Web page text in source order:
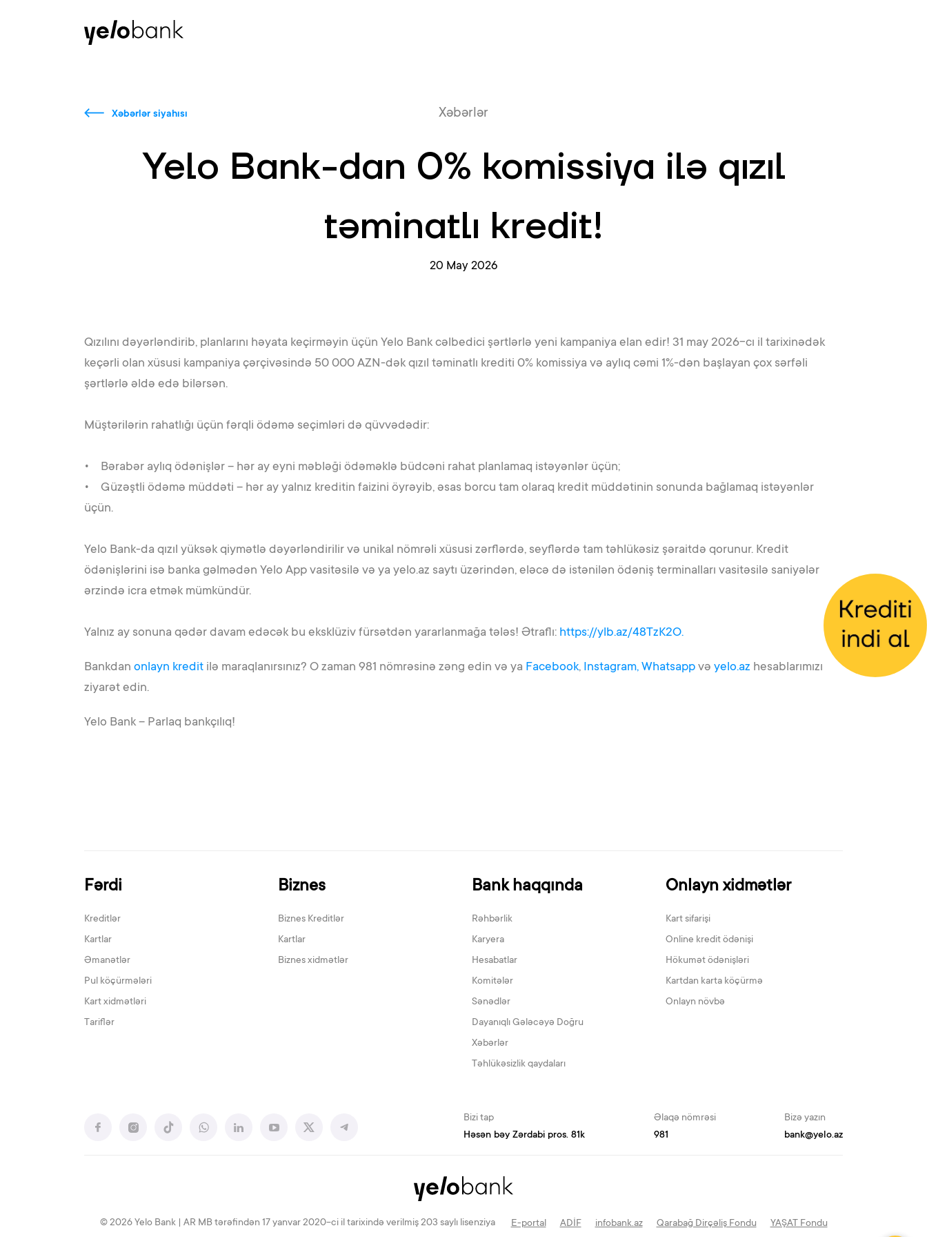
Xəbərlər siyahısı Xəbərlər
Yelo Bank-dan 0% komissiya ilə qızıl
təminatlı kredit!
20 May 2026
Qızılını dəyərləndirib, planlarını həyata keçirməyin üçün Yelo Bank cəlbedici şərtlərlə yeni kampaniya elan edir! 31 may 2026-cı il tarixinədək
keçərli olan xüsusi kampaniya çərçivəsində 50 000 AZN-dək qızıl təminatlı krediti 0% komissiya və aylıq cəmi 1%-dən başlayan çox sərfəli
şərtlərlə əldə edə bilərsən.
Müştərilərin rahatlığı üçün fərqli ödəmə seçimləri də qüvvədədir:
• Bərabər aylıq ödənişlər – hər ay eyni məbləği ödəməklə büdcəni rahat planlamaq istəyənlər üçün;
• Güzəştli ödəmə müddəti – hər ay yalnız kreditin faizini öyrəyib, əsas borcu tam olaraq kredit müddətinin sonunda bağlamaq istəyənlər
üçün.
Yelo Bank-da qızıl yüksək qiymətlə dəyərləndirilir və unikal nömrəli xüsusi zərflərdə, seyflərdə tam təhlükəsiz şəraitdə qorunur. Kredit
ödənişlərini isə banka gəlmədən Yelo App vasitəsilə və ya yelo.az saytı üzərindən, eləcə də istənilən ödəniş terminalları vasitəsilə saniyələr
ərzində icra etmək mümkündür.
Yalnız ay sonuna qədər davam edəcək bu eksklüziv fürsətdən yararlanmağa tələs! Ətraflı: https://ylb.az/48TzK2O.
Bankdan onlayn kredit ilə maraqlanırsınız? O zaman 981 nömrəsinə zəng edin və ya Facebook, Instagram, Whatsapp və yelo.az hesablarımızı
ziyarət edin.
Yelo Bank – Parlaq bankçılıq!
Fərdi
Kreditlər
Kartlar
Əmanətlər
Pul köçürmələri
Kart xidmətləri
Tariflər
Biznes
Biznes Kreditlər
Kartlar
Biznes xidmətlər
Bank haqqında
Rəhbərlik
Karyera
Hesabatlar
Komitələr
Sənədlər
Dayanıqlı Gələcəyə Doğru
Xəbərlər
Təhlükəsizlik qaydaları
Onlayn xidmətlər
Kart sifarişi
Online kredit ödənişi
Hökumət ödənişləri
Kartdan karta köçürmə
Onlayn növbə
Bizi tap
Həsən bəy Zərdabi pros. 81k
Əlaqə nömrəsi
981
Bizə yazın
bank@yelo.az
© 2026 Yelo Bank | AR MB tərəfindən 17 yanvar 2020-ci il tarixində verilmiş 203 saylı lisenziya E-portal ADİF infobank.az Qarabağ Dirçəliş Fondu YAŞAT Fondu